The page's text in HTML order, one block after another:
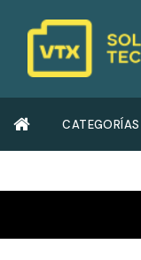
CATEGORÍAS